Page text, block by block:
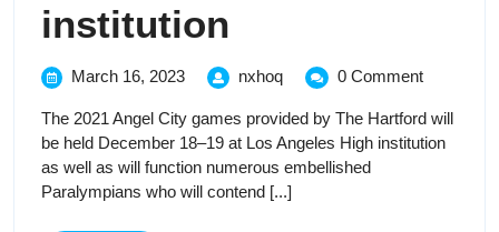
institution
Angel
City
games
set
March 16, 2023March
2023
nxhoq2021
City
games
set
for
0 Comment
The 2021 Angel City games provided by The Hartford will
be held December 18–19 at Los Angeles High institution
as well as will function numerous embellished
Paralympians who will contend [...]